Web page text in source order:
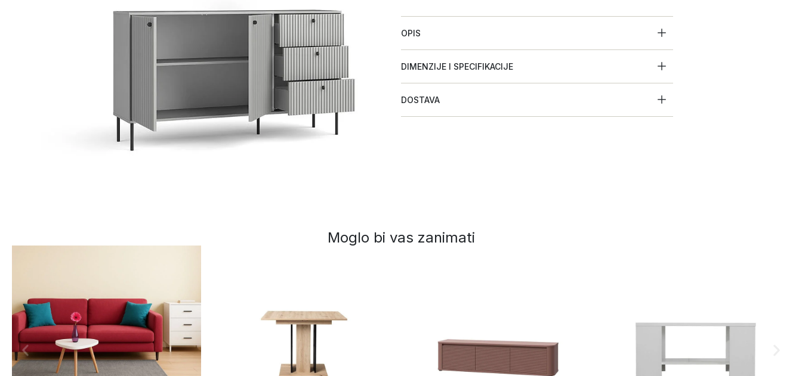
OPIS
DIMENZIJE I SPECIFIKACIJE
DOSTAVA
Moglo bi vas zanimati